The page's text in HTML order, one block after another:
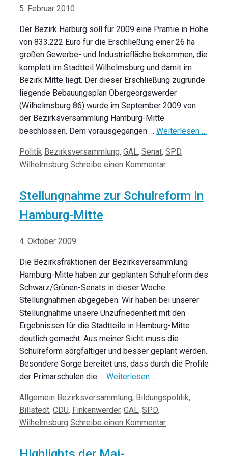
5. Februar 2010
Der Bezirk Harburg soll für 2009 eine Prämie in Höhe
von 833.222 Euro für die Erschließung einer 26 ha
großen Gewerbe- und Industriefläche bekommen, die
komplett im Stadtteil Wilhelmsburg und damit im
Bezirk Mitte liegt. Der dieser Erschließung zugrunde
liegende Bebauungsplan Obergeorgswerder
(Wilhelmsburg 86) wurde im September 2009 von
der Bezirksversammlung Hamburg-Mitte
beschlossen. Dem vorausgegangen … Weiterlesen …
Kategorien
Politik Schlagwörter
Bezirksversammlung, GAL, Senat, SPD,
Wilhelmsburg Schreibe einen Kommentar
Stellungnahme zur Schulreform in
Hamburg-Mitte
4. Oktober 2009
Die Bezirksfraktionen der Bezirksversammlung
Hamburg-Mitte haben zur geplanten Schulreform des
Schwarz/Grünen-Senats in dieser Woche
Stellungnahmen abgegeben. Wir haben bei unserer
Stellungnahme unsere Unzufriedenheit mit den
Ergebnissen für die Stadtteile in Hamburg-Mitte
deutlich gemacht. Aus meiner Sicht muss die
Schulreform sorgfältiger und besser geplant werden.
Besondere Sorge bereitet uns, dass durch die Profile
der Primarschulen die … Weiterlesen …
Kategorien
Allgemein Schlagwörter
Bezirksversammlung, Bildungspolitik,
Billstedt, CDU, Finkenwerder, GAL, SPD,
Wilhelmsburg Schreibe einen Kommentar